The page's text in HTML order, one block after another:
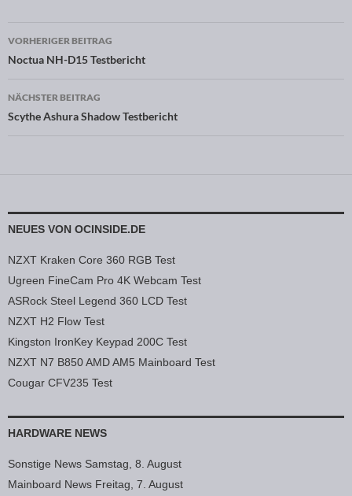
Beitragsnavigation
VORHERIGER BEITRAG
Noctua NH-D15 Testbericht
NÄCHSTER BEITRAG
Scythe Ashura Shadow Testbericht
NEUES VON OCINSIDE.DE
NZXT Kraken Core 360 RGB Test
Ugreen FineCam Pro 4K Webcam Test
ASRock Steel Legend 360 LCD Test
NZXT H2 Flow Test
Kingston IronKey Keypad 200C Test
NZXT N7 B850 AMD AM5 Mainboard Test
Cougar CFV235 Test
HARDWARE NEWS
Sonstige News Samstag, 8. August
Mainboard News Freitag, 7. August